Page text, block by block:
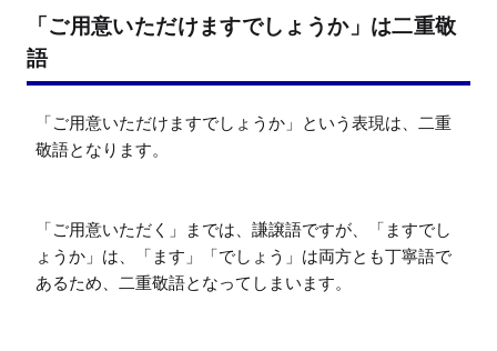
「ご用意いただけますでしょうか」は二重敬
語
「ご用意いただけますでしょうか」という表現は、二重
敬語となります。
「ご用意いただく」までは、謙譲語ですが、「ますでし
ょうか」は、「ます」「でしょう」は両方とも丁寧語で
あるため、二重敬語となってしまいます。